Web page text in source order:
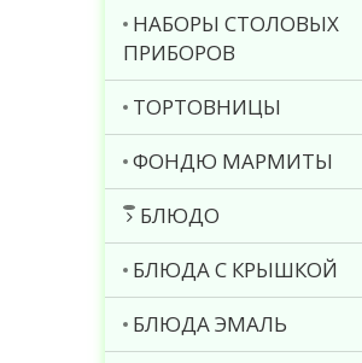
НАБОРЫ СТОЛОВЫХ
ПРИБОРОВ
ТОРТОВНИЦЫ
ФОНДЮ МАРМИТЫ
БЛЮДО
БЛЮДА С КРЫШКОЙ
БЛЮДА ЭМАЛЬ